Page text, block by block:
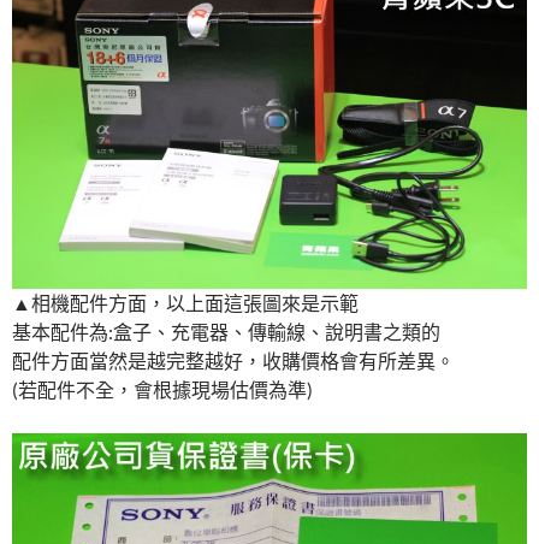
▲相機配件方面，以上面這張圖來是示範
基本配件為:盒子、充電器、傳輸線、說明書之類的
配件方面當然是越完整越好，收購價格會有所差異。
(若配件不全，會根據現場估價為準)